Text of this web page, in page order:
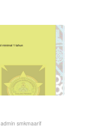
admin smkmaarif